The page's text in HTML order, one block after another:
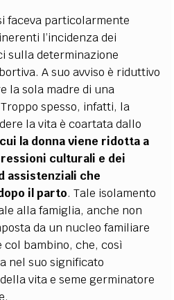
faceva particolarmente
l’incidenza dei
sulla determinazione
A suo avviso è riduttivo
la sola madre di una
spesso, infatti, la
la vita è coartata dallo
la donna viene ridotta a
culturali e dei
assistenziali che
il parto. Tale isolamento
alla famiglia, anche non
da un nucleo familiare
bambino, che, così
nel suo significato
vita e seme germinatore